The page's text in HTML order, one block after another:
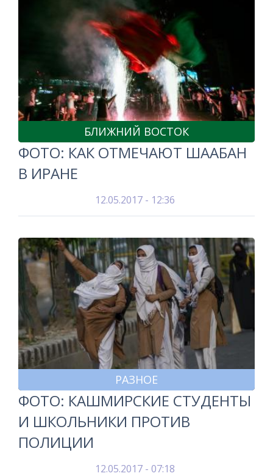
БЛИЖНИЙ ВОСТОК
ФОТО: КАК ОТМЕЧАЮТ ШААБАН
В ИРАНЕ
12.05.2017 - 12:36
РАЗНОЕ
ФОТО: КАШМИРСКИЕ СТУДЕНТЫ
И ШКОЛЬНИКИ ПРОТИВ
ПОЛИЦИИ
12.05.2017 - 07:18